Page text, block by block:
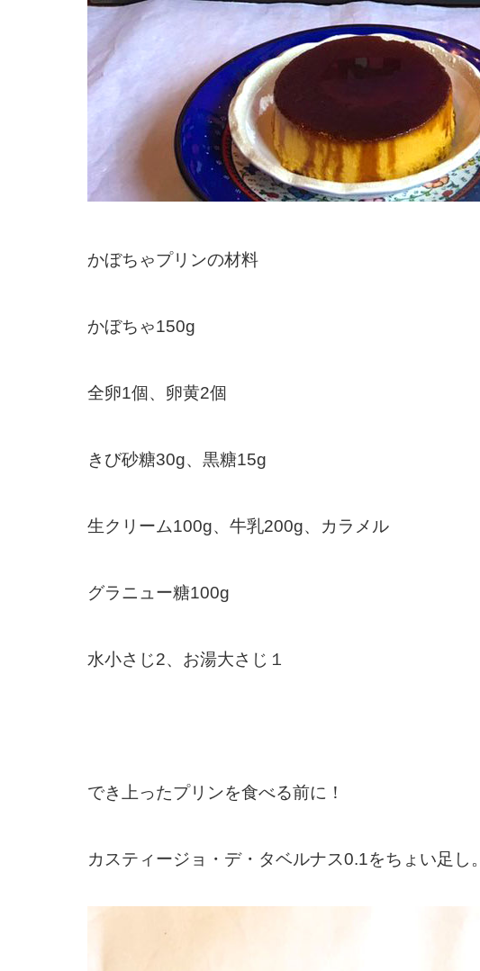
かぼちゃプリンの材料
かぼちゃ150g
全卵1個、卵黄2個
きび砂糖30g、黒糖15g
生クリーム100g、牛乳200g、カラメル
グラニュー糖100g
水小さじ2、お湯大さじ１
でき上ったプリンを食べる前に！
カスティージョ・デ・タベルナス0.1をちょい足し。